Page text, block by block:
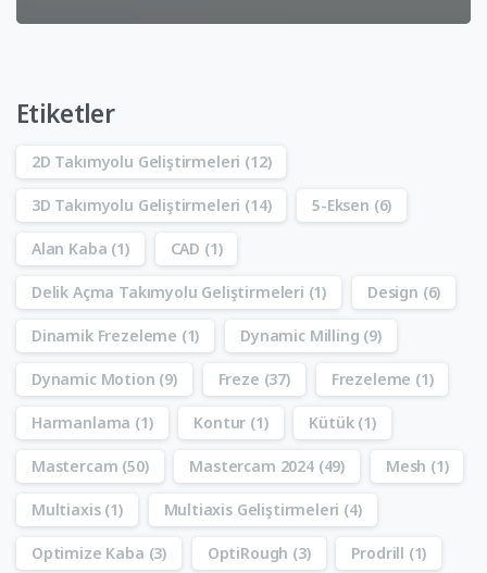
Etiketler
2D Takımyolu Geliştirmeleri (12)
3D Takımyolu Geliştirmeleri (14) 5-Eksen (6)
Alan Kaba (1) CAD (1)
Delik Açma Takımyolu Geliştirmeleri (1) Design (6)
Dinamik Frezeleme (1) Dynamic Milling (9)
Dynamic Motion (9) Freze (37) Frezeleme (1)
Harmanlama (1) Kontur (1) Kütük(1)
Mastercam (50) Mastercam 2024(49) Mesh (1)
Multiaxis(1) Multiaxis Geliştirmeleri (4)
Optimize Kaba (3) OptiRough (3) Prodrill (1)